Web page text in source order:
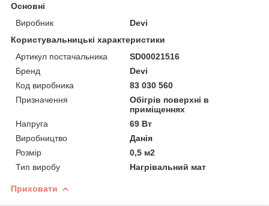
Основні
Виробник
Devi
Користувальницькі характеристики
Артикул постачальника
SD00021516
Бренд
Devi
Код виробника
83 030 560
Призначення
Обігрів поверхні в
приміщеннях
Напруга
69 Вт
Виробництво
Данія
Розмір
0,5 м2
Тип виробу
Нагрівальний мат
Приховати